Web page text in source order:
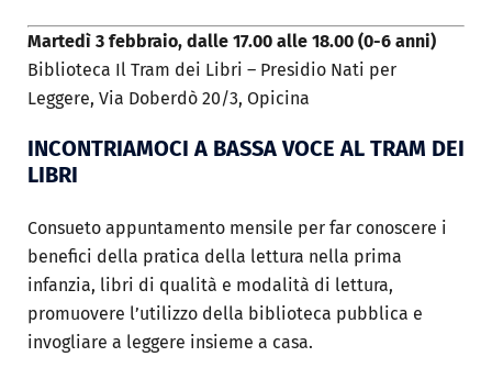
Martedì 3 febbraio, dalle 17.00 alle 18.00 (0-6 anni)
Biblioteca Il Tram dei Libri – Presidio Nati per
Leggere, Via Doberdò 20/3, Opicina
INCONTRIAMOCI A BASSA VOCE AL TRAM DEI
LIBRI
Consueto appuntamento mensile per far conoscere i
benefici della pratica della lettura nella prima
infanzia, libri di qualità e modalità di lettura,
promuovere l’utilizzo della biblioteca pubblica e
invogliare a leggere insieme a casa.